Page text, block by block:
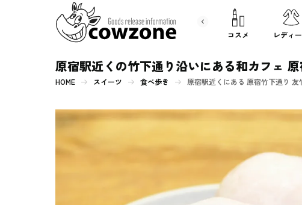
書 籍 文房具 コスメ レディ
原宿駅近くの竹下通り沿いにある和カフェ
HOME スイーツ 食べ歩き 原宿駅近くにある 原宿竹下通り